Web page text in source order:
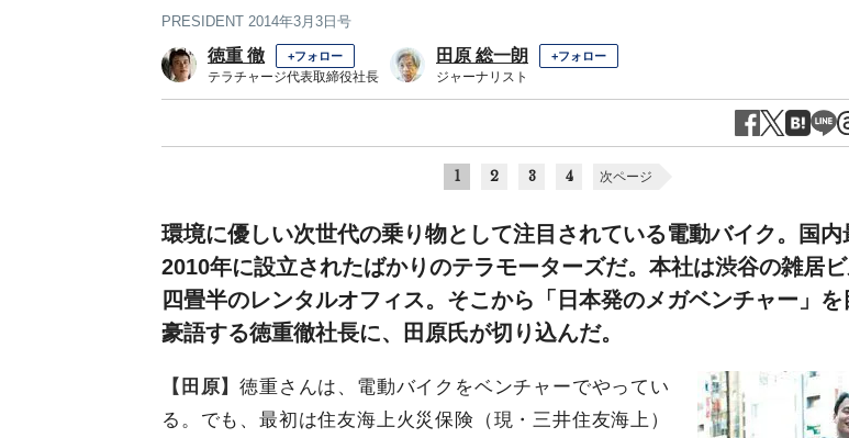
PRESIDENT 2014年3月3日号
徳重 徹 +フォロー
テラチャージ代表取締役社長
田原 総一朗 +フォロー
ジャーナリスト
1 2 3 4 次ページ
環境に優しい次世代の乗り物として注目されている電動バイク。国内
2010年に設立されたばかりのテラモーターズだ。本社は渋谷の雑居
四畳半のレンタルオフィス。そこから「日本発のメガベンチャー」を
豪語する徳重徹社長に、田原氏が切り込んだ。
【田原】徳重さんは、電動バイクをベンチャーでやってい
る。でも、最初は住友海上火災保険（現・三井住友海上）